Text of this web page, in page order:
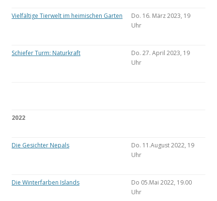
Vielfältige Tierwelt im heimischen Garten
Do. 16. März 2023, 19
Uhr
Schiefer Turm: Naturkraft
Do. 27. April 2023, 19
Uhr
2022
Die Gesichter Nepals
Do. 11.August 2022, 19
Uhr
Die Winterfarben Islands
Do 05.Mai 2022, 19.00
Uhr